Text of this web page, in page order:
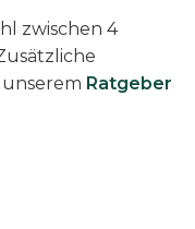
zwischen 4
Ratgeber